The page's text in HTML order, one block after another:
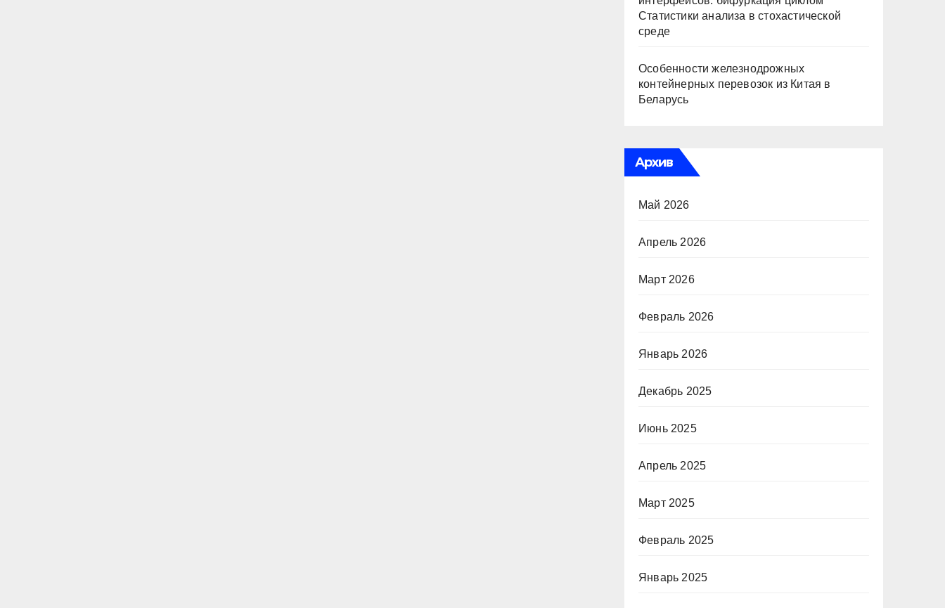
Статистики анализа в стохастической
среде
Особенности железнодрожных
контейнерных перевозок из Китая в
Беларусь
Архив
Май 2026
Апрель 2026
Март 2026
Февраль 2026
Январь 2026
Декабрь 2025
Июнь 2025
Апрель 2025
Март 2025
Февраль 2025
Январь 2025